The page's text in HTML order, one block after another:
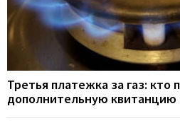
Третья платежка за газ: кто
дополнительную квитанцию